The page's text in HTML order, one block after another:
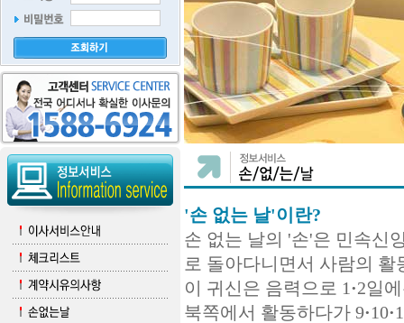
'손 없는 날'이란?
손 없는 날의 '손'은 민속신
로 돌아다니면서 사람의
이 귀신은 음력으로 1 ·2일
북쪽에서 활동하다가 9·10·